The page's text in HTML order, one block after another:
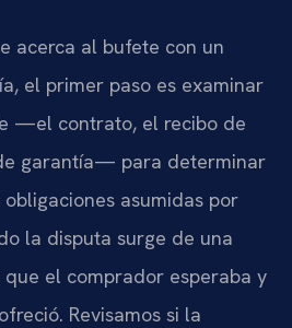
acerca al bufete con un
el primer paso es examinar
—el contrato, el recibo de
garantía— para determinar
asumidas por
la disputa surge de una
el comprador esperaba y
Revisamos si la